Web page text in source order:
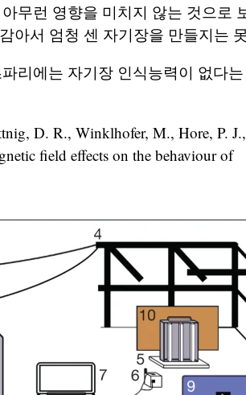
무런 영향을 미치지 않는 것으로
아서 엄청 센 자기장을 만들지는
리에는 자기장 인식능력이 없다
D. R., Winklhofer, M., Hore, P.
field effects on the behaviour of